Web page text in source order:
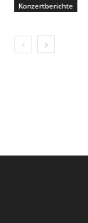
Konzertberichte